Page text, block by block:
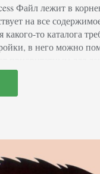
Файл лежит в
на все
то каталога
в него можно
приоритетным для
файлом, лежащем в
сервера
клиент типа Total